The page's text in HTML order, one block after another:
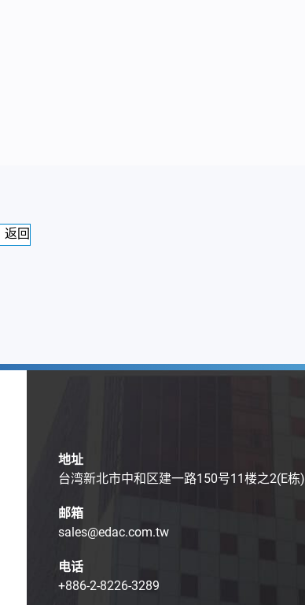
返回
地址
台湾新北市中和区建一路150号11楼之2(E栋)
邮箱
sales@edac.com.tw
电话
+886-2-8226-3289